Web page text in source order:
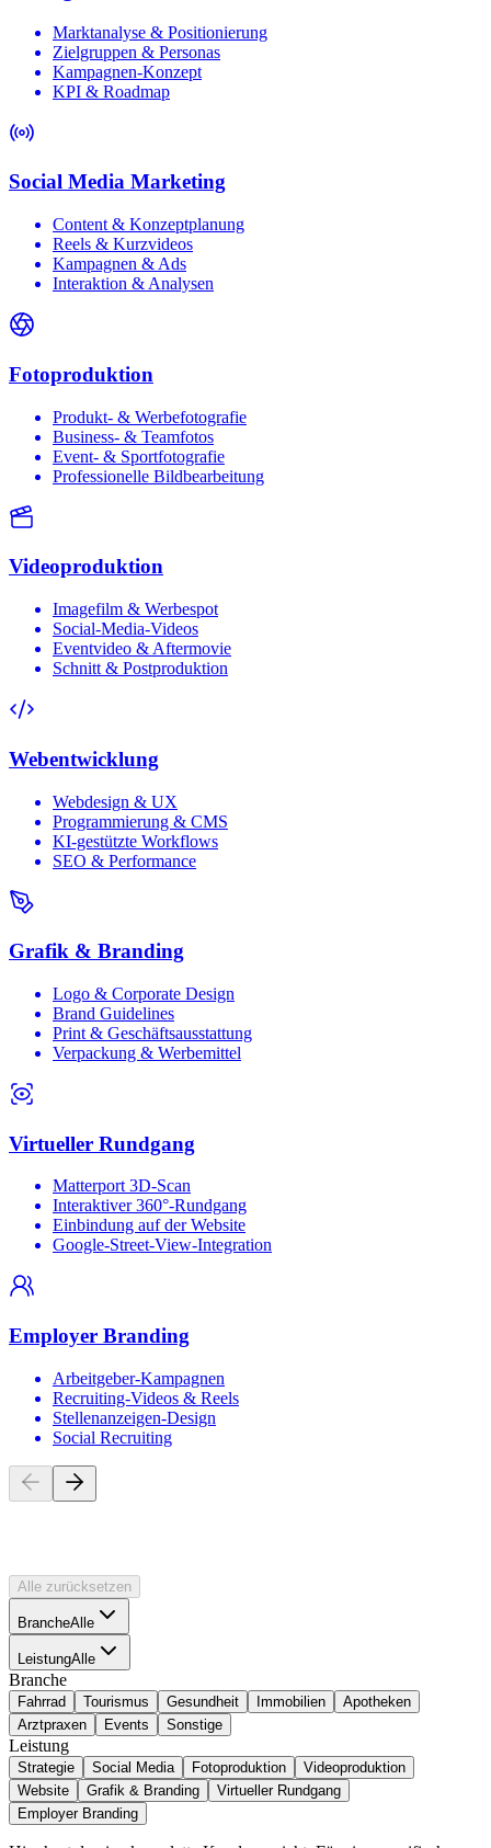
Marktanalyse & Positionierung
Zielgruppen & Personas
Kampagnen-Konzept
KPI & Roadmap
Social Media Marketing
Content & Konzeptplanung
Reels & Kurzvideos
Kampagnen & Ads
Interaktion & Analysen
Fotoproduktion
Produkt- & Werbefotografie
Business- & Teamfotos
Event- & Sportfotografie
Professionelle Bildbearbeitung
Videoproduktion
Imagefilm & Werbespot
Social-Media-Videos
Eventvideo & Aftermovie
Schnitt & Postproduktion
Webentwicklung
Webdesign & UX
Programmierung & CMS
KI-gestützte Workflows
SEO & Performance
Grafik & Branding
Logo & Corporate Design
Brand Guidelines
Print & Geschäftsausstattung
Verpackung & Werbemittel
Virtueller Rundgang
Matterport 3D-Scan
Interaktiver 360°-Rundgang
Einbindung auf der Website
Google-Street-View-Integration
Employer Branding
Arbeitgeber-Kampagnen
Recruiting-Videos & Reels
Stellenanzeigen-Design
Social Recruiting
Projekte und
Alle zurücksetzen
BrancheAlle
LeistungAlle
Branche
Fahrrad Tourismus Gesundheit Immobilien
Apotheken
Arztpraxen
Events Sonstige
Leistung
Strategie Social Media Fotoproduktion
Videoproduktion
Website
Grafik & Branding
Virtueller Rundgang
Employer Branding